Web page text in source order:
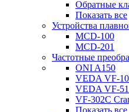
Обратные
Показать все
Устройства
MCD-100
MCD-201
Частотные
ONI A150
VEDA VF-
VEDA VF-51
VF-302C
Показать все